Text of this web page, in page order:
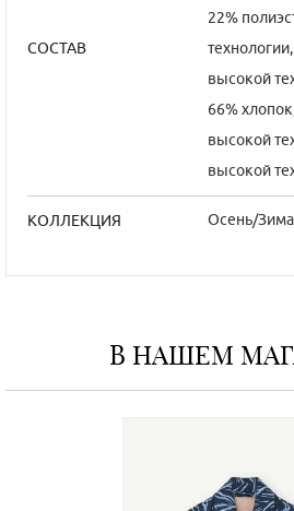
СОСТАВ
22%
высокой
66%
высокой
высокой
КОЛЛЕКЦИЯ Осень/Зима
В НАШЕМ